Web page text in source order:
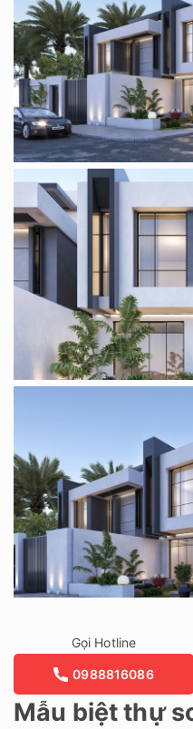
Mẫu biệt thự
Gọi Hotline
0988816086